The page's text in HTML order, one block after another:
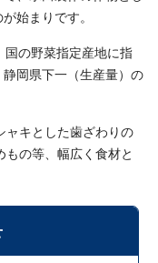
始まりです。
国の野菜指定産地に指
静岡県下一（生産量）の
ャキとした歯ざわりの
もの等、幅広く食材と